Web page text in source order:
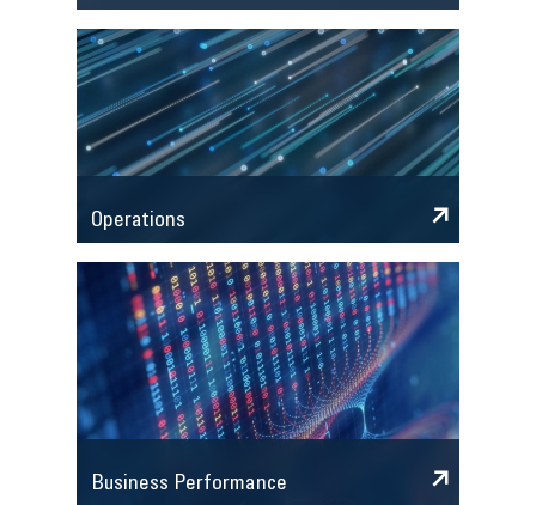
Operations
Business Performance